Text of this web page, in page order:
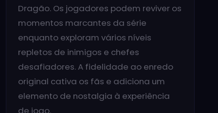
Dragão. Os jogadores podem reviver os
momentos marcantes da série
enquanto exploram vários níveis
repletos de inimigos e chefes
desafiadores. A fidelidade ao enredo
original cativa os fãs e adiciona um
elemento de nostalgia à experiência
de jogo.